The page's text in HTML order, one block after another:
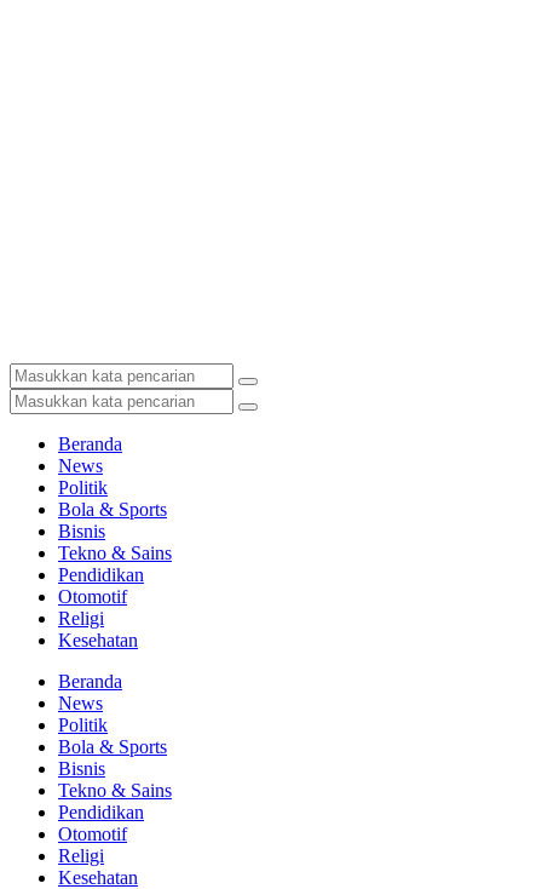
Beranda
News
Politik
Bola & Sports
Bisnis
Tekno & Sains
Pendidikan
Otomotif
Religi
Kesehatan
Beranda
News
Politik
Bola & Sports
Bisnis
Tekno & Sains
Pendidikan
Otomotif
Religi
Kesehatan